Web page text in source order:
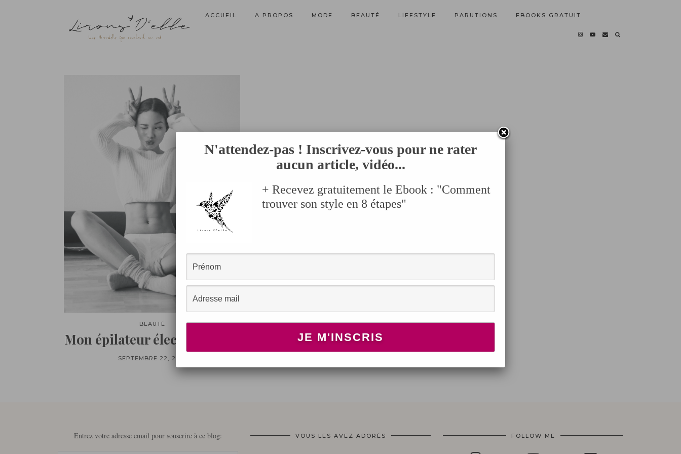
ACCUEIL A PROPOS MODE BEAUTÉ LIFESTYLE PARUTIONS EBOOKS GRATUIT
BEAUTÉ
Mon épilateur électriiiiique !
SEPTEMBRE 22, 2013
Entrez votre adresse email pour souscrire à ce blog: VOUS LES AVEZ ADORÉS FOLLOW ME
N'attendez-pas ! Inscrivez-vous pour ne rater
aucun article, vidéo...
+ Recevez gratuitement le Ebook : "Comment
trouver son style en 8 étapes"